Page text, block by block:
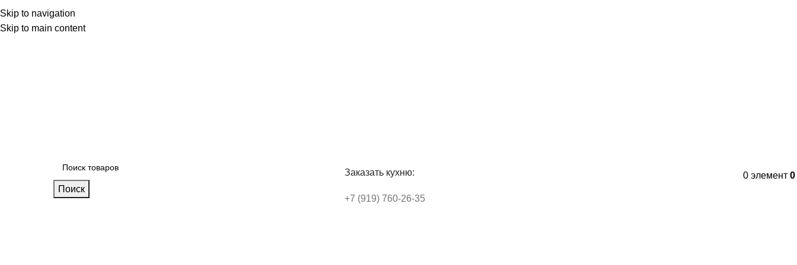
Skip to navigation
Skip to main content
БлогКалькулятор кухни
Поиск
Заказать кухню:
+7 (919) 760-26-35
0 элемент 0